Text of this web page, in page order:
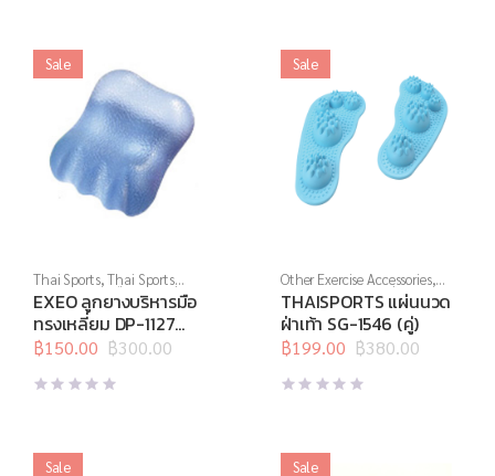
Sale
Thai Sports,Thai Sports
Brand, บริหารมือ,สินค้าล็อต
สุดท้าย,อุปกรณ์บริหารกาย
EXEO ลูกยางบริหารมือ
ทรงเหลี่ยม DP-1127
MEDIUM (ฟ้า)
฿300.00
Original
price
was:
฿150.00
Current
price
is:
Sale
Other Exercise Accessories,
Thai Sports,สินค้าล็อตสุดท้าย
อุปกรณ์คลายกล้ามเนื้อ,อุปกรณ์
นวด,อุปกรณ์บริหารกาย,
อุปกรณ์เพื่อสุขภาพ
THAISPORTS แผ่นนวด
ฝ่าเท้า SG-1546 (คู่)
฿380.00
Original
price
was:
฿199.00
Current
price
is:
Sale Sale